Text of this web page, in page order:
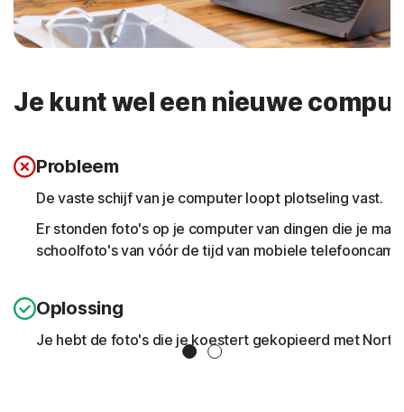
Je kunt wel een nieuwe
Probleem
De vaste schijf van je computer loopt plotseling vast.
Er stonden foto's op je computer van dingen die je
schoolfoto's van vóór de tijd van mobiele
Oplossing
Je hebt de foto's die je koestert gekopieerd met
Slide 1 Slide 2